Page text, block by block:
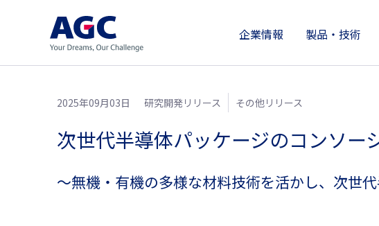
企業情報
製品・技術
製
2025年09月03日
研究開発リリース その他リリース
次世代半導体パッケージのコンソー
～無機・有機の多様な材料技術を活かし、次世